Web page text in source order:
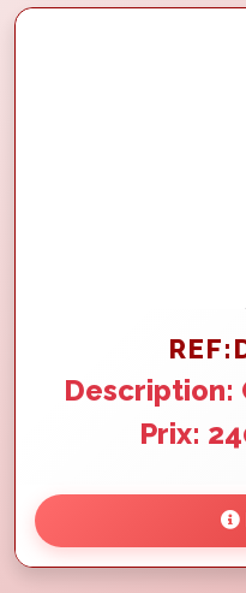
Description:
Prix: